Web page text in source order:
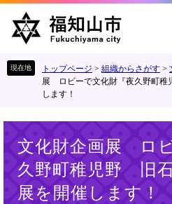
トップページ > 組織からさがす >
展 ロビーで文化財『夜久野町
します！
文化財企画展 ロ
久野町稚児野 旧石
展を開催します！